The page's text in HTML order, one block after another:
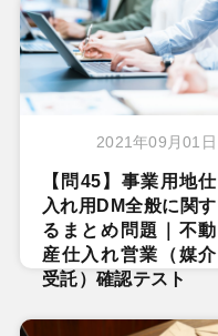
2021年09月01日
【問45】事業用地仕
入れ用DM全般に関す
るまとめ問題｜不動
産仕入れ営業（媒介
受託）確認テスト